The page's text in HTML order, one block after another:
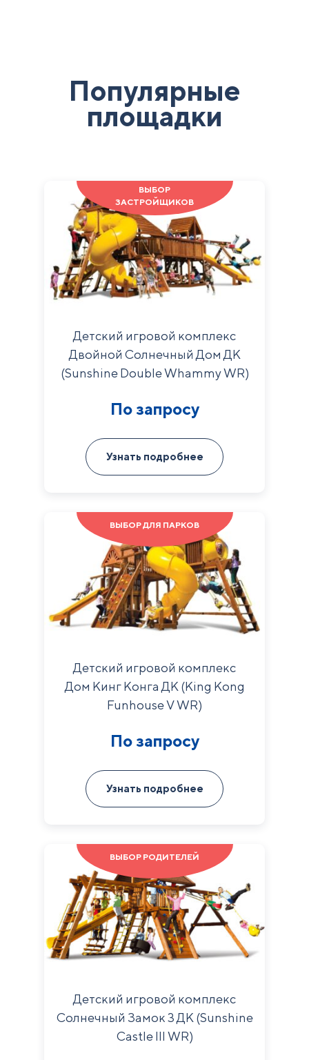
Популярные
площадки
ВЫБОР
ЗАСТРОЙЩИКОВ
Детский игровой комплекс
Двойной Солнечный Дом ДК
(Sunshine Double Whammy WR)
По запросу
Узнать подробнее
ВЫБОР ДЛЯ ПАРКОВ
Детский игровой комплекс
Дом Кинг Конга ДК (King Kong
Funhouse V WR)
По запросу
Узнать подробнее
ВЫБОР РОДИТЕЛЕЙ
Детский игровой комплекс
Солнечный Замок 3 ДК (Sunshine
Castle III WR)